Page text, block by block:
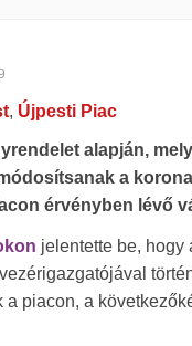
, Újpesti Piac
alapján,
a
érvényben lévő
jelentette be, hogy
a piacon, a